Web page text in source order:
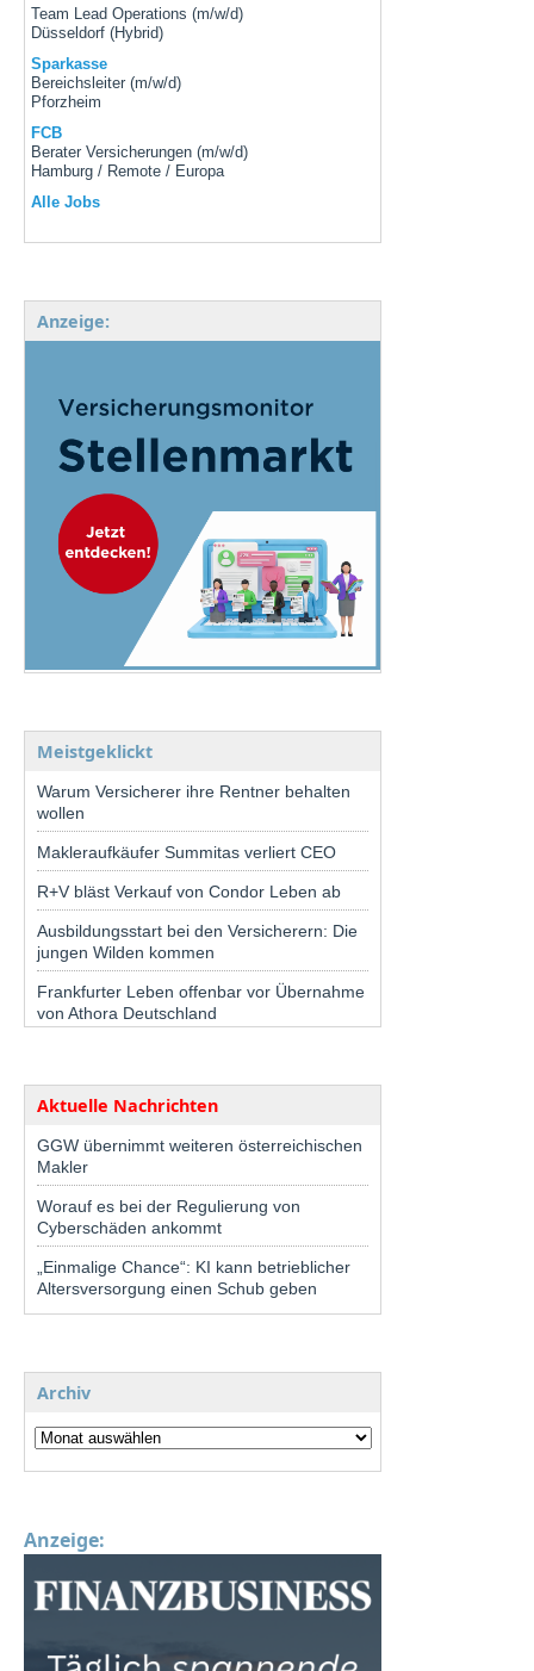
Team Lead Operations (m/w/d)
Düsseldorf (Hybrid)
Sparkasse
Bereichsleiter (m/w/d)
Pforzheim
FCB
Berater Versicherungen (m/w/d)
Hamburg / Remote / Europa
Alle Jobs
Anzeige:
Meistgeklickt
Warum Versicherer ihre Rentner behalten
wollen
Makleraufkäufer Summitas verliert CEO
R+V bläst Verkauf von Condor Leben ab
Ausbildungsstart bei den Versicherern: Die
jungen Wilden kommen
Frankfurter Leben offenbar vor Übernahme
von Athora Deutschland
Aktuelle Nachrichten
GGW übernimmt weiteren österreichischen
Makler
Worauf es bei der Regulierung von
Cyberschäden ankommt
„Einmalige Chance“: KI kann betrieblicher
Altersversorgung einen Schub geben
Archiv
Anzeige: